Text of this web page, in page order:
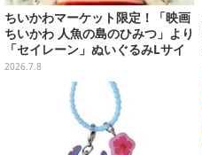
ちいかわマーケット限定！「映画
ちいかわ 人魚の島のひみつ」より
「セイレーン」ぬいぐるみLサイ
ズが7月24日より予約開始
2026.7.8